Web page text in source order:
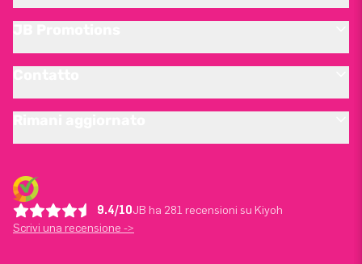
9.4/10JB ha 281 recensioni su Kiyoh
Scrivi una recensione ->